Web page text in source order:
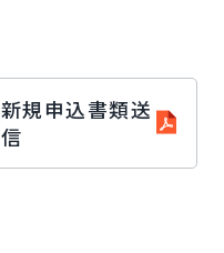
新規申込書類送
信